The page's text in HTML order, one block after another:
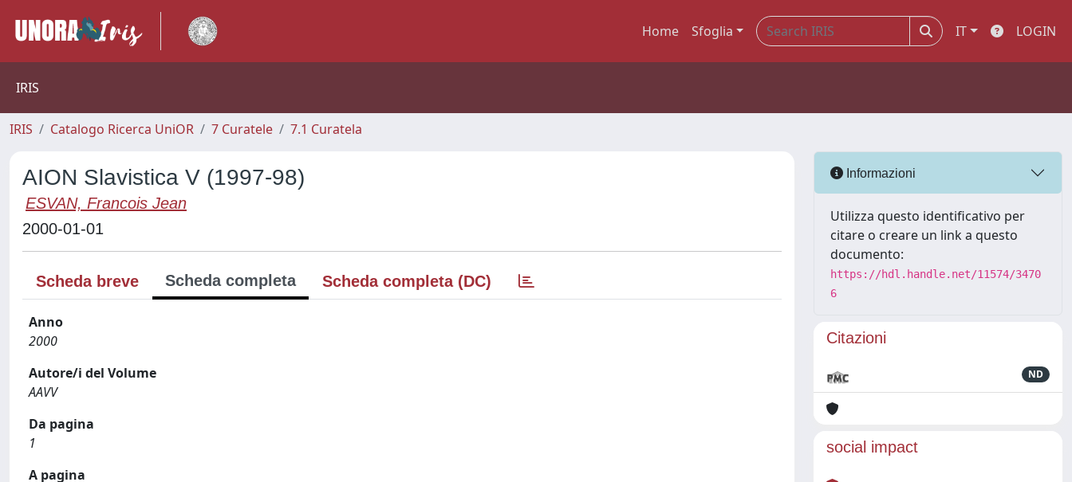
Home Sfoglia IT LOGIN
IRIS
IRIS Catalogo Ricerca UniOR 7 Curatele 7.1 Curatela
AION Slavistica V (1997-98)
ESVAN, Francois Jean
2000-01-01
Scheda breve Scheda completa Scheda completa (DC)
Anno
2000
Autore/i del Volume
AAVV
Da pagina
1
A pagina
Informazioni
Utilizza questo identificativo per
citare o creare un link a questo
documento:
https://hdl.handle.net/11574/3470
6
Citazioni
ND
social impact